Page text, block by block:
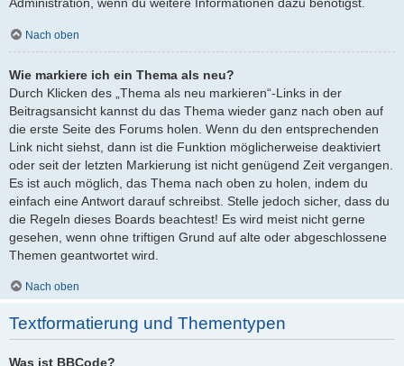
Administration, wenn du weitere Informationen dazu benötigst.
Nach oben
Wie markiere ich ein Thema als neu?
Durch Klicken des „Thema als neu markieren“-Links in der
Beitragsansicht kannst du das Thema wieder ganz nach oben auf
die erste Seite des Forums holen. Wenn du den entsprechenden
Link nicht siehst, dann ist die Funktion möglicherweise deaktiviert
oder seit der letzten Markierung ist nicht genügend Zeit vergangen.
Es ist auch möglich, das Thema nach oben zu holen, indem du
einfach eine Antwort darauf schreibst. Stelle jedoch sicher, dass du
die Regeln dieses Boards beachtest! Es wird meist nicht gerne
gesehen, wenn ohne triftigen Grund auf alte oder abgeschlossene
Themen geantwortet wird.
Nach oben
Textformatierung und Thementypen
Was ist BBCode?